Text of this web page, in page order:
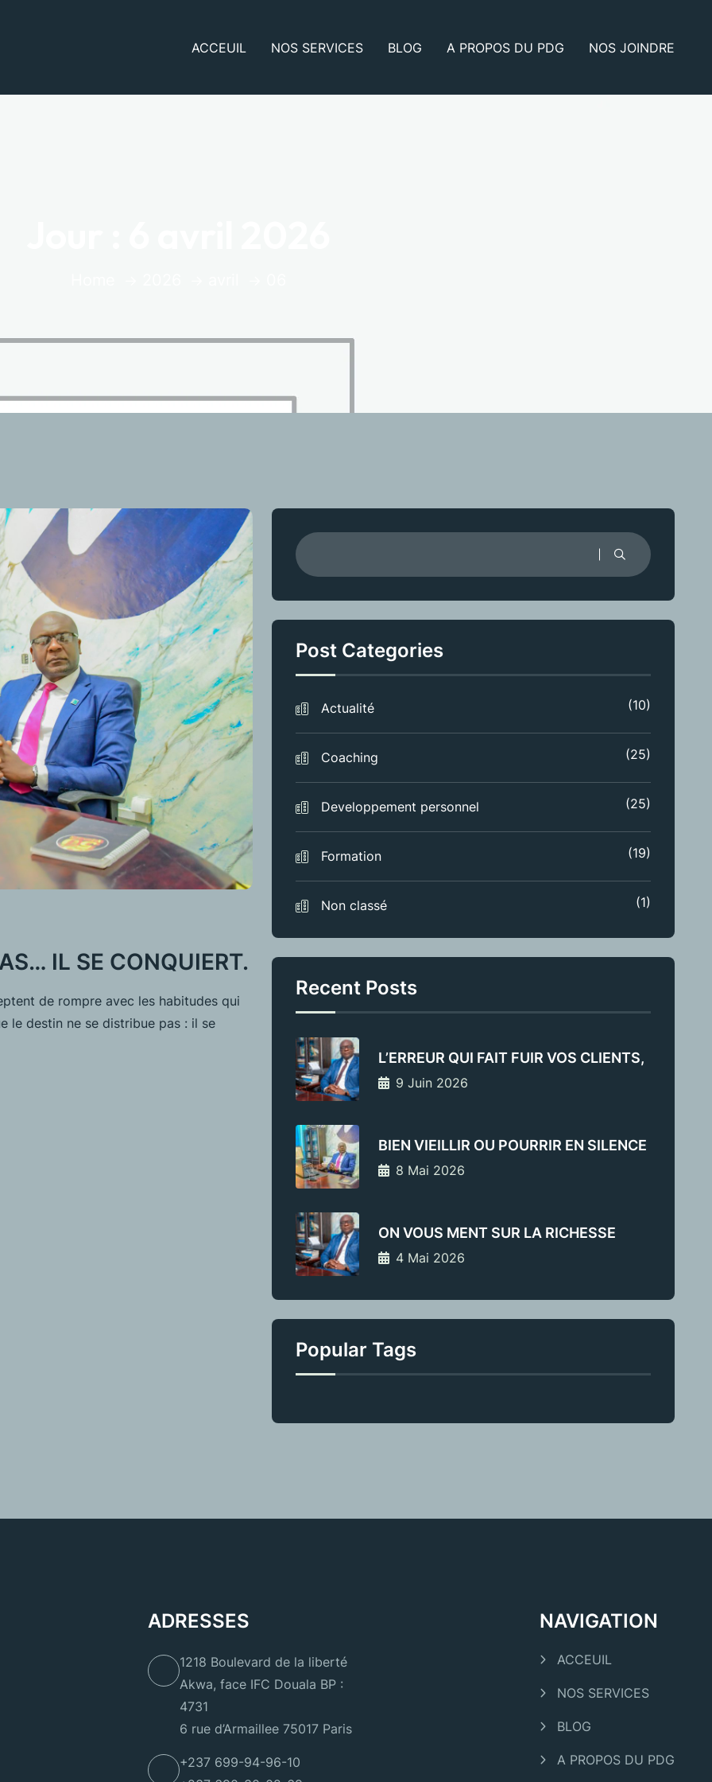
ACCEUIL NOS SERVICES BLOG A PROPOS DU PDG NOS JOINDRE
IL SE CONQUIERT.
de rompre avec les habitudes qui
le destin ne se distribue pas : il se
Post Categories
Actualité (10)
Coaching (25)
Developpement personnel (25)
Formation (19)
Non classé (1)
Recent Posts
L’ERREUR QUI FAIT FUIR VOS CLIENTS,
9 Juin 2026
BIEN VIEILLIR OU POURRIR EN SILENCE
8 Mai 2026
ON VOUS MENT SUR LA RICHESSE
4 Mai 2026
Popular Tags
ADRESSES
1218 Boulevard de la liberté
Akwa, face IFC Douala BP :
4731
6 rue d’Armaillee 75017 Paris
+237 699-94-96-10
NAVIGATION
ACCEUIL
NOS SERVICES
BLOG
A PROPOS DU PDG